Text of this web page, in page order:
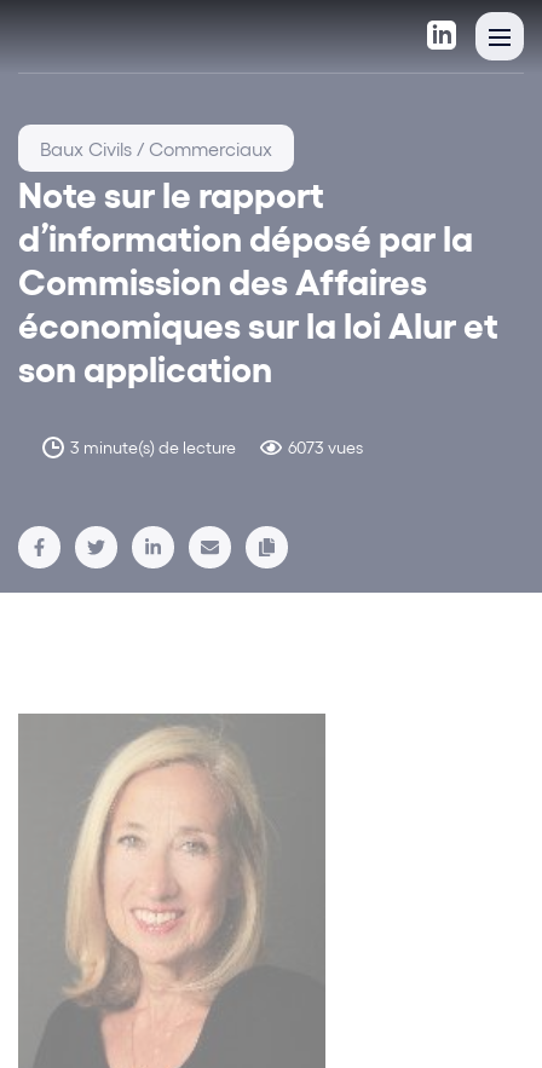
Note sur le rapport
d’information déposé par la
Commission des Affaires
économiques sur la loi Alur et
son application
3 minute(s) de lecture 6073 vues
Baux Civils / Commerciaux